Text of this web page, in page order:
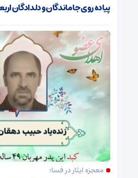
پیاده روی جاماندگان و دلدادگان
معجزه ایثار در فسا؛